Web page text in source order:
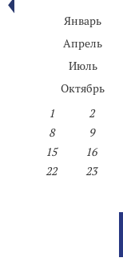
Январь
Апрель
Июль
Октябрь
1
2
8
9
15
16
22
23